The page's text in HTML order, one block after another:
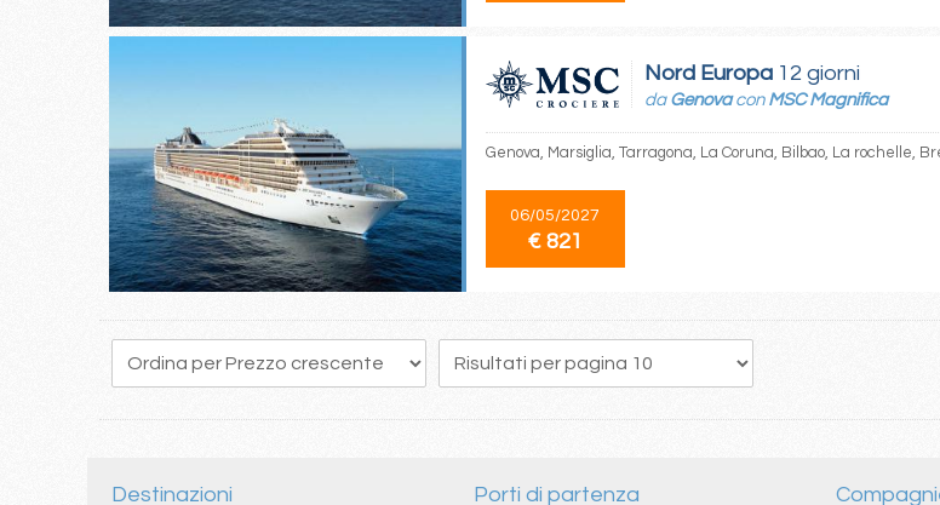
Nord Europa 12 giorni
da Genovacon MSC Magnifica
Genova, Marsiglia, Tarragona, La Coruna, Bilbao, La rochelle,
06/05/2027
€ 821
4 5 6 7 9 10 11 12
Destinazioni Porti di partenza